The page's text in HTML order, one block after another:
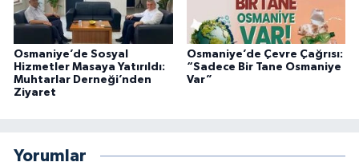
Osmaniye’de Sosyal
Hizmetler Masaya Yatırıldı:
Muhtarlar Derneği’nden
Ziyaret
Osmaniye’de Çevre Çağrısı:
“Sadece Bir Tane Osmaniye
Var”
Yorumlar